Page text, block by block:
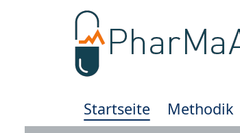
Startseite Methodik